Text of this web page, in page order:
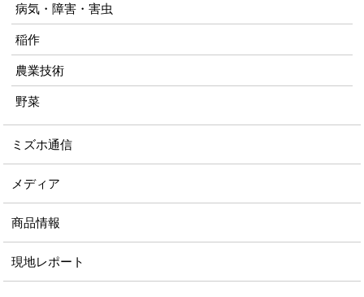
病気・障害・害虫
稲作
農業技術
野菜
ミズホ通信
メディア
商品情報
現地レポート